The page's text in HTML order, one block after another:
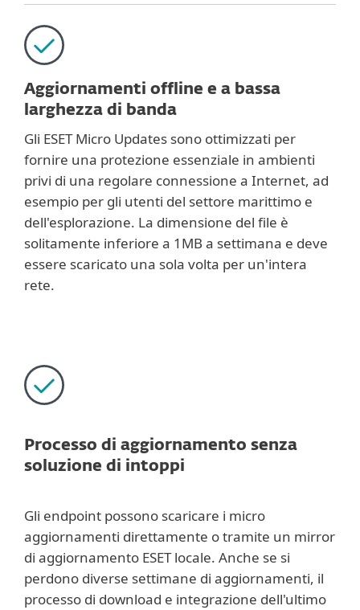
Aggiornamenti offline e a bassa
larghezza di banda
Gli ESET Micro Updates sono ottimizzati per
fornire una protezione essenziale in ambienti
privi di una regolare connessione a Internet, ad
esempio per gli utenti del settore marittimo e
dell'esplorazione. La dimensione del file è
solitamente inferiore a 1MB a settimana e deve
essere scaricato una sola volta per un'intera
rete.
Processo di aggiornamento senza
soluzione di intoppi
Gli endpoint possono scaricare i micro
aggiornamenti direttamente o tramite un mirror
di aggiornamento ESET locale. Anche se si
perdono diverse settimane di aggiornamenti, il
processo di download e integrazione dell'ultimo